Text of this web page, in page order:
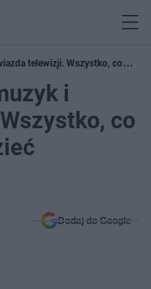
telewizji. Wszystko, co
i
co
Dodaj do Google